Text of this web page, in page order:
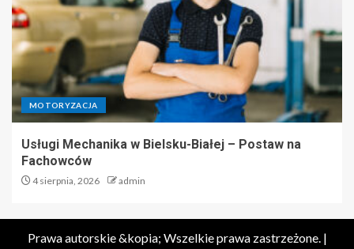
MOTORYZACJA
Usługi Mechanika w Bielsku-Białej – Postaw na
Fachowców
4 sierpnia, 2026 admin
Prawa autorskie &kopia; Wszelkie prawa zastrzeżone. |